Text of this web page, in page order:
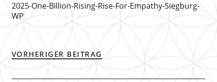
2025-One-Billion-Rising-Rise-For-Empathy-Siegburg-
WP
VORHERIGER BEITRAG